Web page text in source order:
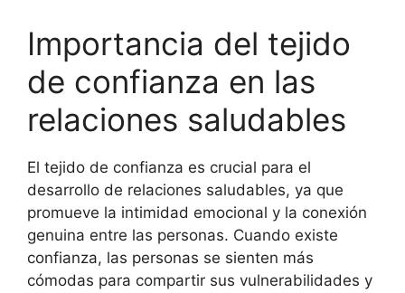
Importancia del tejido
de confianza en las
relaciones saludables
El tejido de confianza es crucial para el
desarrollo de relaciones saludables, ya que
promueve la intimidad emocional y la conexión
genuina entre las personas. Cuando existe
confianza, las personas se sienten más
cómodas para compartir sus vulnerabilidades y